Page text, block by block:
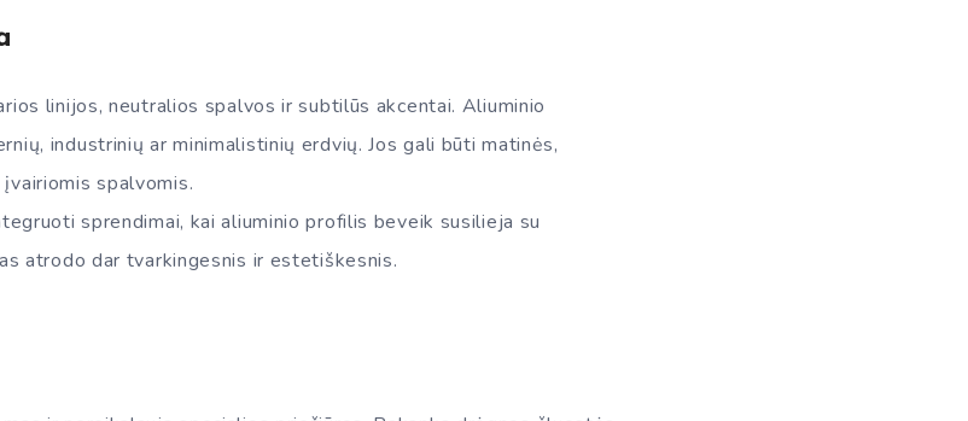
linijos, neutralios spalvos ir subtilūs akcentai. Aliuminio
industrinių ar minimalistinių erdvių. Jos gali būti matinės,
spalvomis.
sprendimai, kai aliuminio profilis beveik susilieja su
atrodo dar tvarkingesnis ir estetiškesnis.